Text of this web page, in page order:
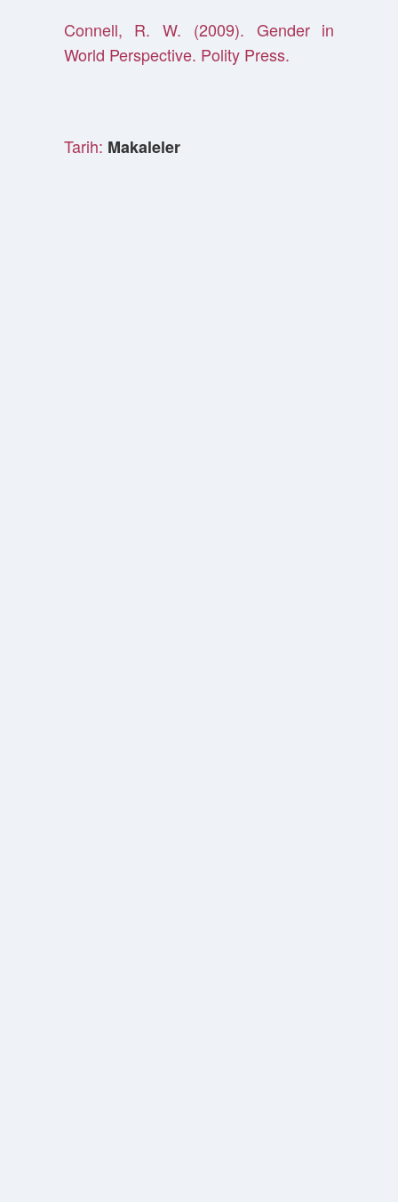
Connell, R. W. (2009). Gender in
World Perspective. Polity Press.
Tarih: Makaleler